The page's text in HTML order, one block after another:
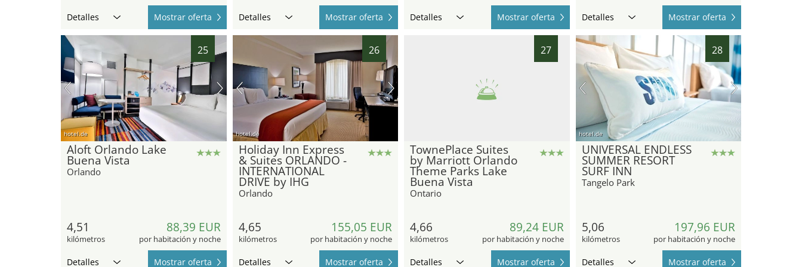
Detalles Mostrar oferta Detalles Mostrar oferta Detalles Mostrar oferta Detalles Mostrar oferta
25
hotel.de
Aloft Orlando Lake
Buena Vista
Orlando
4,51
kilómetros
88,39 EUR
por habitación y noche
Detalles Mostrar oferta
26
hotel.de
Holiday Inn Express
& Suites ORLANDO -
INTERNATIONAL
DRIVE by IHG
Orlando
4,65
kilómetros
155,05 EUR
por habitación y noche
Detalles Mostrar oferta
27
TownePlace Suites
by Marriott Orlando
Theme Parks Lake
Buena Vista
Ontario
4,66
kilómetros
89,24 EUR
por habitación y noche
Detalles Mostrar oferta
28
hotel.de
UNIVERSAL ENDLESS
SUMMER RESORT
SURF INN
Tangelo Park
5,06
kilómetros
197,96 EUR
por habitación y noche
Detalles Mostrar oferta